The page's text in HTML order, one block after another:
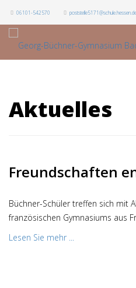
06101-542570 poststelle5171@schule.hessen.de
Aktuelles
Freundschaften
Büchner-Schüler treffen sich mit
französischen Gymnasiums aus
Lesen Sie mehr ...